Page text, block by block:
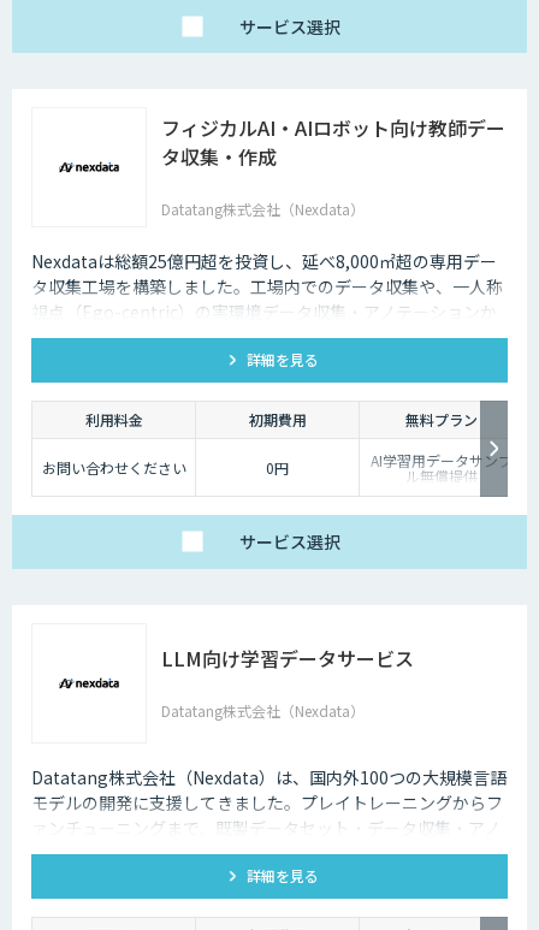
サービス選択
フィジカルAI・AIロボット向け教師デー
タ収集・作成
Datatang株式会社（Nexdata）
Nexdataは総額25億円超を投資し、延べ8,000㎡超の専用デー
タ収集工場を構築しました。工場内でのデータ収集や、一人称
視点（Ego-centric）の実環境データ収集・アノテーションか
ら、環境認識・意思決定・動作制御に対応した既製データセッ
トまで、フィジカルAI開発を加速させる包括的なデータソリュ
ーションを提供いたします。
詳細を見る
利用料金 初期費用 無料プラン
お問い合わせください 0円 AI学習用データサンプ
ル無償提供
サービス選択
LLM向け学習データサービス
Datatang株式会社（Nexdata）
Datatang株式会社（Nexdata）は、国内外100つの大規模言語
モデルの開発に支援してきました。プレイトレーニングからフ
ァンチューニングまで、既製データセット・データ収集・アノ
テーションを一気貫通して提供しております。
詳細を見る